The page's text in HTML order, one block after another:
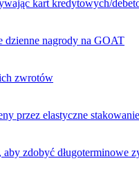
dotyczący
kart kredytowych/
dzienne nagrody na GOAT
zwrotów
przez elastyczne stakowanie
zdobyć długoterminowe